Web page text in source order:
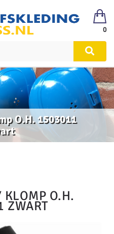
0
O.H. 1503011
KLOMP O.H.
ZWART